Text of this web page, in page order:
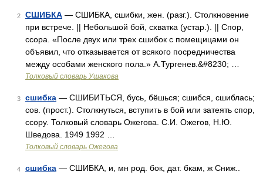
2 СШИБКА — СШИБКА, сшибки, жен. (разг.). Столкновение
при встрече. || Небольшой бой, схватка (устар.). || Спор,
ссора. «После двух или трех сшибок с помещицами он
объявил, что отказывается от всякого посредничества
между особами женского пола.» А.Тургенев.&#8230; …
Толковый словарь Ушакова
3 сшибка — СШИБИТЬСЯ, бусь, бёшься; сшибся, сшиблась;
сов. (прост.). Столкнуться, вступить в бой или затеять спор,
ссору. Толковый словарь Ожегова. С.И. Ожегов, Н.Ю.
Шведова. 1949 1992 …
Толковый словарь Ожегова
4 сшибка — СШИБКА, и, мн род. бок, дат. бкам, ж Сниж..